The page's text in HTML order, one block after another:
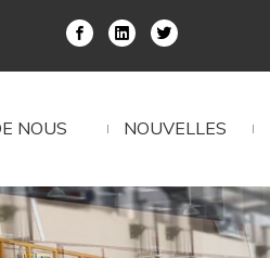
NOUS NOUVELLES